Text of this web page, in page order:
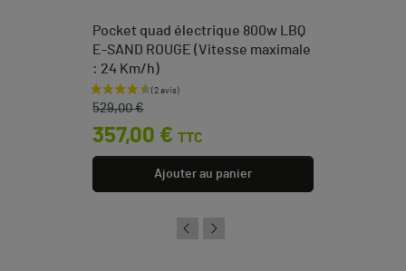
Pocket quad électrique 800w LBQ
E-SAND ROUGE (Vitesse maximale
: 24 Km/h)
Prix de base
529,00 €
Prix
357,00 € TTC
Ajouter au panier